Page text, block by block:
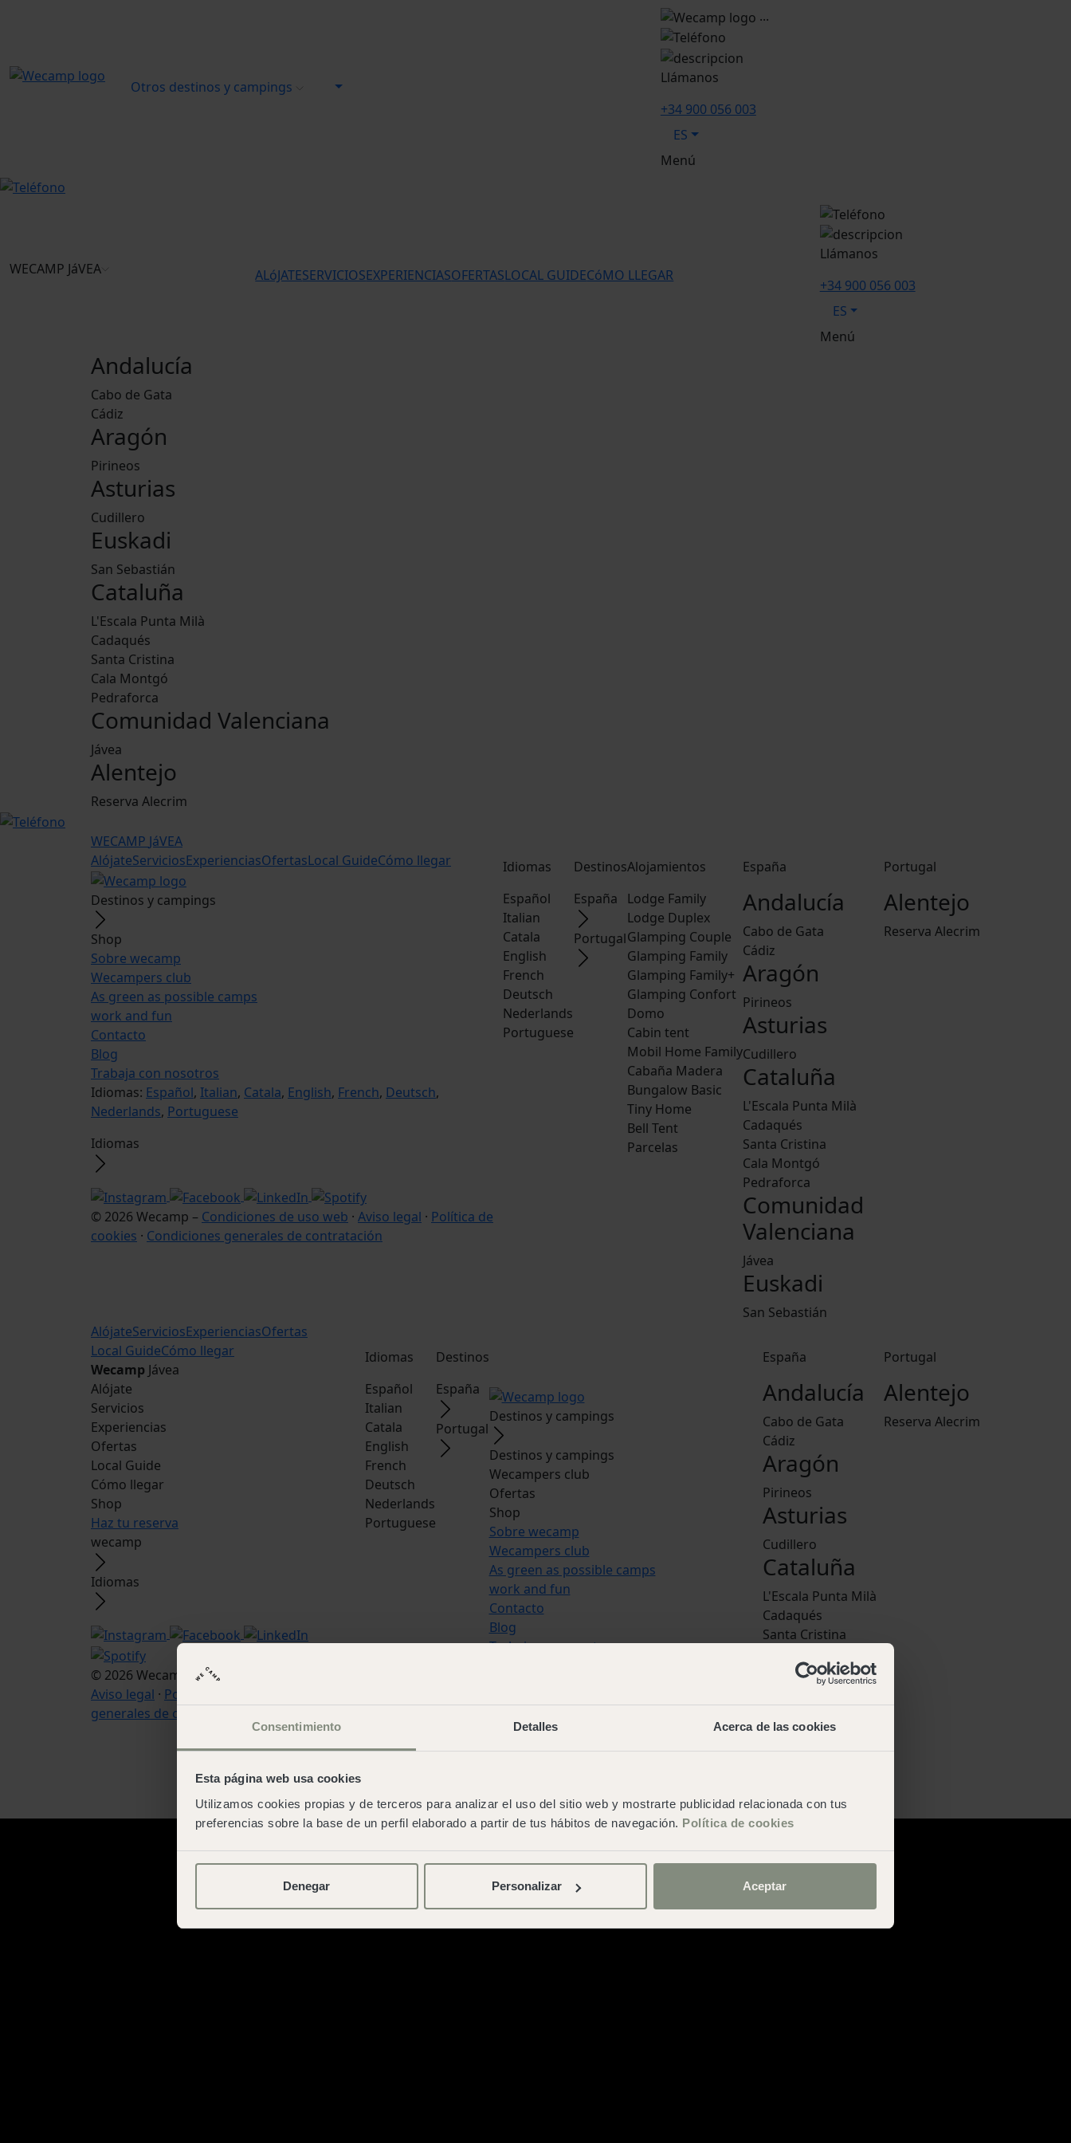
Consentimiento Detalles Acerca de las cookies
Esta página web usa cookies
Utilizamos cookies propias y de terceros para analizar el uso del sitio web y mostrarte publicidad relacionada con tus
preferencias sobre la base de un perfil elaborado a partir de tus hábitos de navegación. Política de cookies
Denegar Personalizar Aceptar
Otros destinos y campings
...
Llámanos
+34 900 056 003
ES
Menú
WECAMP JáVEA ALóJATESERVICIOSEXPERIENCIASOFERTASLOCAL GUIDECóMO LLEGAR
Llámanos
+34 900 056 003
ES
Menú
Andalucía
Cabo de Gata
Cádiz
Aragón
Pirineos
Asturias
Cudillero
Euskadi
San Sebastián
Cataluña
L'Escala Punta Milà
Cadaqués
Santa Cristina
Cala Montgó
Pedraforca
Comunidad Valenciana
Jávea
Alentejo
Reserva Alecrim
WECAMP JáVEA
AlójateServiciosExperienciasOfertasLocal GuideCómo llegar
Destinos y campings
Shop
Sobre wecamp
Wecampers club
As green as possible camps
work and fun
Contacto
Blog
Trabaja con nosotros
Idiomas: Español, Italian, Catala, English, French, Deutsch,
Nederlands, Portuguese
Idiomas
© 2026 Wecamp – Condiciones de uso web · Aviso legal · Política de
cookies · Condiciones generales de contratación
Idiomas
Español
Italian
Catala
English
French
Deutsch
Nederlands
Portuguese
Destinos
España
Portugal
Alojamientos
Lodge Family
Lodge Duplex
Glamping Couple
Glamping Family
Glamping Family+
Glamping Confort
Domo
Cabin tent
Mobil Home Family
Cabaña Madera
Bungalow Basic
Tiny Home
Bell Tent
Parcelas
España
Andalucía
Cabo de Gata
Cádiz
Aragón
Pirineos
Asturias
Cudillero
Cataluña
L'Escala Punta Milà
Cadaqués
Santa Cristina
Cala Montgó
Pedraforca
Comunidad
Valenciana
Jávea
Euskadi
San Sebastián
Portugal
Alentejo
Reserva Alecrim
AlójateServiciosExperienciasOfertas
Local GuideCómo llegar
Wecamp Jávea
Alójate
Servicios
Experiencias
Ofertas
Local Guide
Cómo llegar
Shop
Haz tu reserva
wecamp
Idiomas
© 2026 Wecamp –Condiciones de uso web
Aviso legal · Política de cookies
generales de contratación
Idiomas
Español
Italian
Catala
English
French
Deutsch
Nederlands
Portuguese
Destinos
España
Portugal
Destinos y campings
Destinos y campings
Wecampers club
Ofertas
Shop
Sobre wecamp
Wecampers club
As green as possible camps
work and fun
Contacto
Blog
Trabaja con nosotros
generales de contratación
España
Andalucía
Cabo de Gata
Cádiz
Aragón
Pirineos
Asturias
Cudillero
Cataluña
L'Escala Punta Milà
Cadaqués
Santa Cristina
Pedraforca
Comunidad
Valenciana
Jávea
San Sebastián
Portugal
Alentejo
Reserva Alecrim